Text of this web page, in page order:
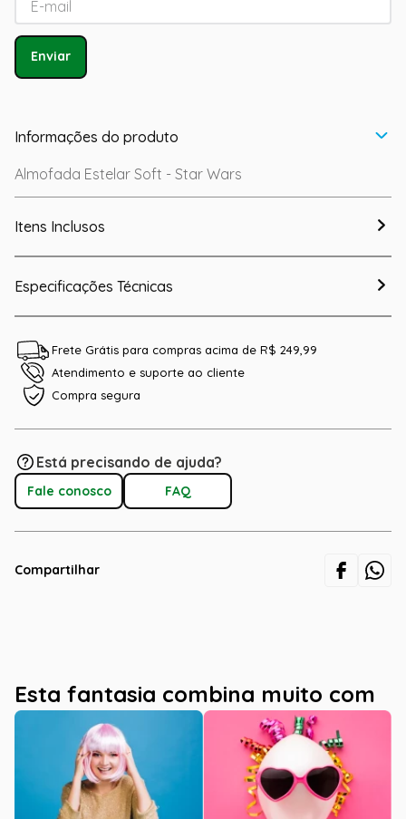
Enviar
Informações do produto
Almofada Estelar Soft - Star Wars
Itens Inclusos
Especificações Técnicas
Frete Grátis para compras acima de R$ 249,99
Atendimento e suporte ao cliente
Compra segura
Está precisando de ajuda?
Fale conosco FAQ
Compartilhar
Esta fantasia combina muito com